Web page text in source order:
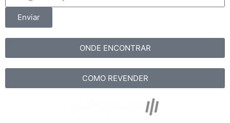
Enviar
ONDE ENCONTRAR
COMO REVENDER